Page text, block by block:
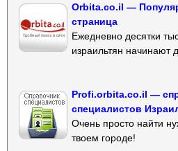
Orbita.co.il —
страница
Ежедневно десятки
израильтян начинают
Profi.orbita.co.il —
специалистов
Очень просто найти
твоем городе!